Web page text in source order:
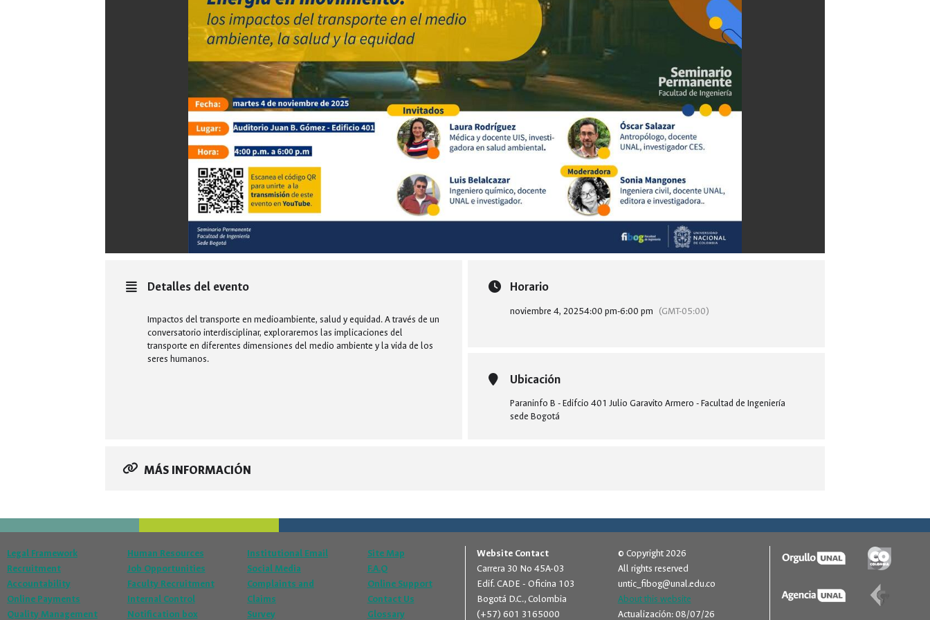
Detalles del evento
Impactos del transporte en medioambiente, salud y equidad. A través de un
conversatorio interdisciplinar, exploraremos las implicaciones del
transporte en diferentes dimensiones del medio ambiente y la vida de los
seres humanos.
Horario
noviembre 4, 20254:00 pm-6:00 pm (GMT-05:00)
Ubicación
Paraninfo B - Edifcio 401 Julio Garavito Armero - Facultad de Ingeniería
sede Bogotá
MÁS INFORMACIÓN
Legal Framework
Recruitment
Accountability
Online Payments
Quality Management
Human Resources
Job Opportunities
Faculty Recruitment
Internal Control
Notification box
Institutional Email
Social Media
Complaints and
Claims
Survey
Site Map
F.A.Q
Online Support
Contact Us
Glossary
Website Contact
Carrera 30 No 45A-03
Edif. CADE - Oficina 103
Bogotá D.C., Colombia
(+57) 601 3165000
© Copyright 2026
All rights reserved
untic_fibog@unal.edu.co
About this website
Actualización: 08/07/26